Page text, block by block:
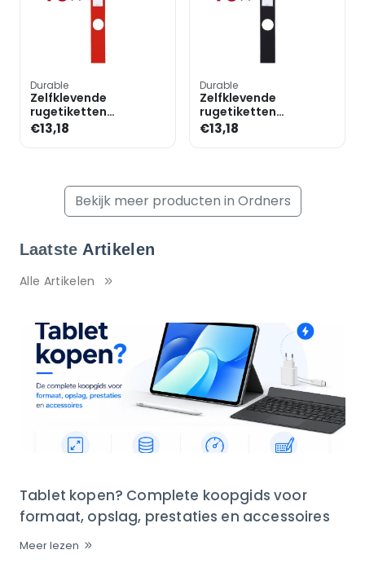
Durable
Zelfklevende
rugetiketten
»Ordofix«
€13,18
Durable
Zelfklevende
rugetiketten
»Ordofix«
€13,18
Bekijk meer producten in Ordners
Laatste Artikelen
Alle Artikelen
Tablet kopen? Complete koopgids voor
formaat, opslag, prestaties en accessoires
Meer lezen